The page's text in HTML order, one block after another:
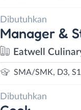
Dibutuhkan
Manager &
Eatwell
SMA/SMK, D3, S1
Dibutuhkan